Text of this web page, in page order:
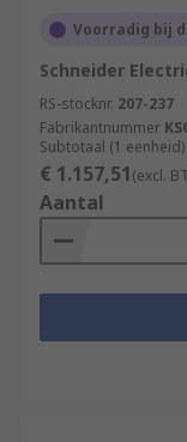
Voorradig bij
Schneider
RS-stocknr. 207-237
Fabrikantnummer
Subtotaal (1 eenheid)
€ 1.157,51(excl.
Aantal